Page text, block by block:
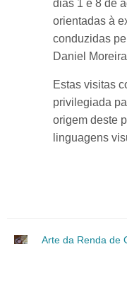
dias 1 e 8 de
orientadas à
conduzidas
Daniel
Estas visitas
privilegiada
origem deste
linguagens
Arte da Renda de